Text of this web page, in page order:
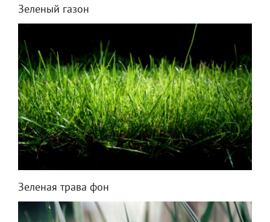
Зеленый газон
Зеленая трава фон